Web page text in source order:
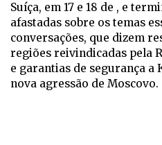
Suíça, em 17 e 18 de , e
afastadas sobre os temas
conversações, que dizem
regiões reivindicadas pela
e garantias de segurança a
nova agressão de Moscovo.